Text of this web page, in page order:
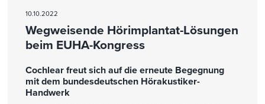
10.10.2022
Wegweisende Hörimplantat-Lösungen
beim EUHA-Kongress
Cochlear freut sich auf die erneute Begegnung
mit dem bundesdeutschen Hörakustiker-
Handwerk